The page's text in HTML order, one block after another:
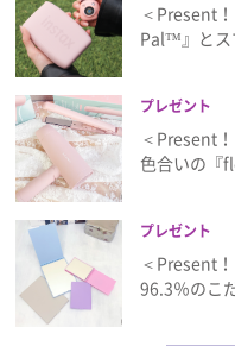
＜Present
Pal™』と
プレゼント
＜Present
色合いの『
プレゼント
＜Present
96.3％のこ